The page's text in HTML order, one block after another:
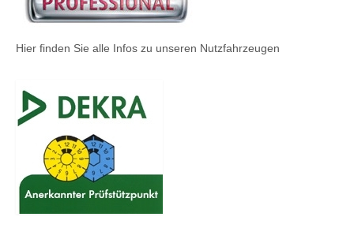
Hier finden Sie alle Infos zu unseren Nutzfahrzeugen